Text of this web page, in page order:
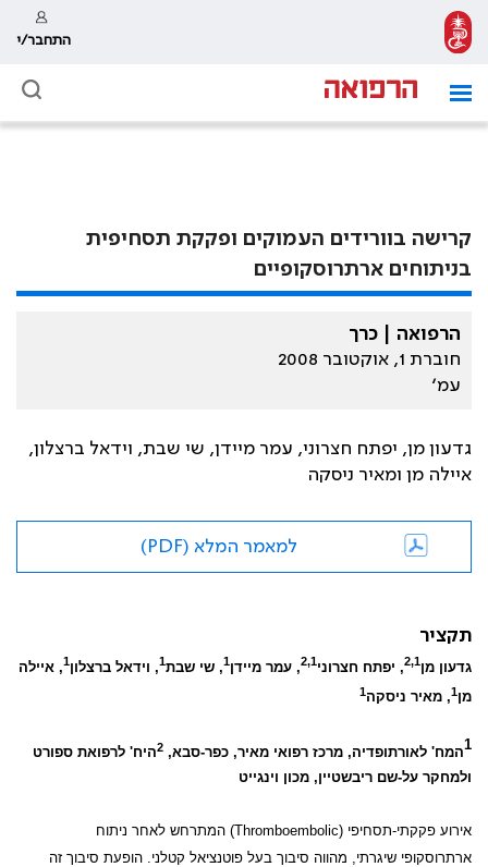
התחבר/י
קרישה בוורידים העמוקים ופקקת תסחיפית
בניתוחים ארתרוסקופיים
הרפואה | כרך
חוברת 1, אוקטובר 2008
עמ׳
גדעון מן, יפתח חצרוני, עמר מיידן, שי שבת, וידאל ברצלון,
איילה מן ומאיר ניסקה
למאמר המלא (PDF)
תקציר
גדעון מן2,1, יפתח חצרוני2,1, עמר מיידן1, שי שבת1, וידאל ברצלון1, איילה
מן1, מאיר ניסקה1
1המח' לאורתופדיה, מרכז רפואי מאיר, כפר-סבא, 2היח' לרפואת ספורט
ולמחקר על-שם ריבשטיין, מכון וינגייט
אירוע פקקתי-תסחיפי (Thromboembolic) המתרחש לאחר ניתוח
ארתרוסקופי שיגרתי, מהווה סיבוך בעל פוטנציאל קטלני. הופעת סיבוך זה